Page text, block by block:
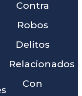
Contra
Robos
Delitos
Relacionados
Con